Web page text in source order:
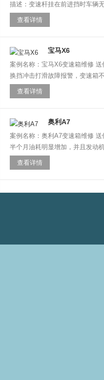
描述：变速杆挂在前进挡时车辆
查看详情
宝马X6
案例名称：宝马X6变速箱维修
换挡冲击打滑故障报警，变速箱
查看详情
奥利A7
案例名称：奥利A7变速箱维修
半个月油耗明显增加，并且发动
查看详情